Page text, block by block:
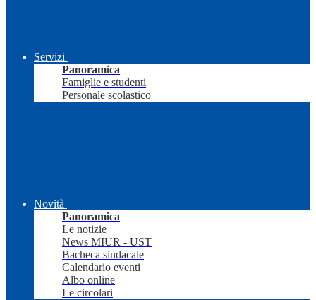
Servizi
Panoramica
Famiglie e studenti
Personale scolastico
Novità
Panoramica
Le notizie
News MIUR - UST
Bacheca sindacale
Calendario eventi
Albo online
Le circolari